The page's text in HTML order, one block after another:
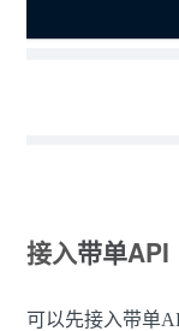
接入带单API
可以先接入带单